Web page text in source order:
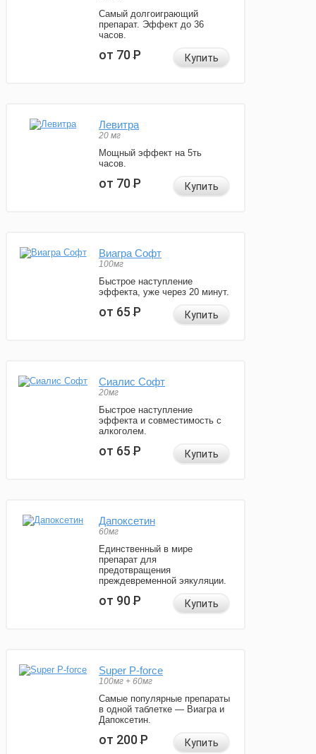
Самый долгоиграющий
препарат. Эффект до 36
часов.
от 70Р Купить
Левитра
20 мг
Мощный эффект на 5ть
часов.
от 70Р Купить
Виагра Софт
100мг
Быстрое наступление
эффекта, уже через 20 минут.
от 65Р Купить
Сиалис Софт
20мг
Быстрое наступление
эффекта и совместимость с
алкоголем.
от 65Р Купить
Дапоксетин
60мг
Единственный в мире
препарат для
предотвращения
преждевременной эякуляции.
от 90Р Купить
Super P-force
100мг + 60мг
Самые популярные препараты
в одной таблетке — Виагра и
Дапоксетин.
от 200Р Купить